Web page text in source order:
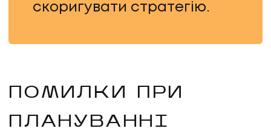
скоригувати стратегію.
ПОМИЛКИ ПРИ
ПЛАНУВАННІ